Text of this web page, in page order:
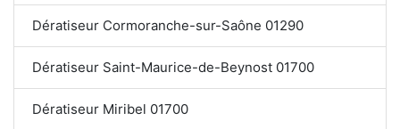
Dératiseur Cormoranche-sur-Saône 01290
Dératiseur Saint-Maurice-de-Beynost 01700
Dératiseur Miribel 01700